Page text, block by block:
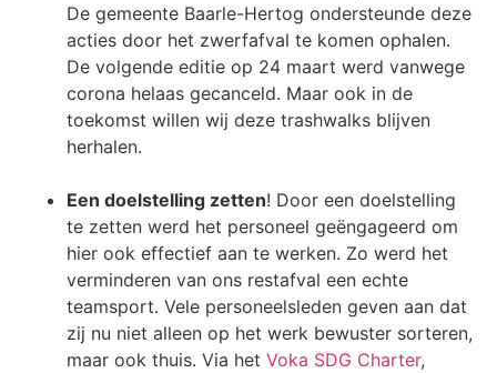
De gemeente Baarle-Hertog ondersteunde deze
acties door het zwerfafval te komen ophalen.
De volgende editie op 24 maart werd vanwege
corona helaas gecanceld. Maar ook in de
toekomst willen wij deze trashwalks blijven
herhalen.
Een doelstelling zetten! Door een doelstelling
te zetten werd het personeel geëngageerd om
hier ook effectief aan te werken. Zo werd het
verminderen van ons restafval een echte
teamsport. Vele personeelsleden geven aan dat
zij nu niet alleen op het werk bewuster sorteren,
maar ook thuis. Via het Voka SDG Charter,